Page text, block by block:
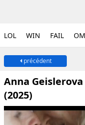
LOL WIN FAIL
précédent
Anna
(2025)